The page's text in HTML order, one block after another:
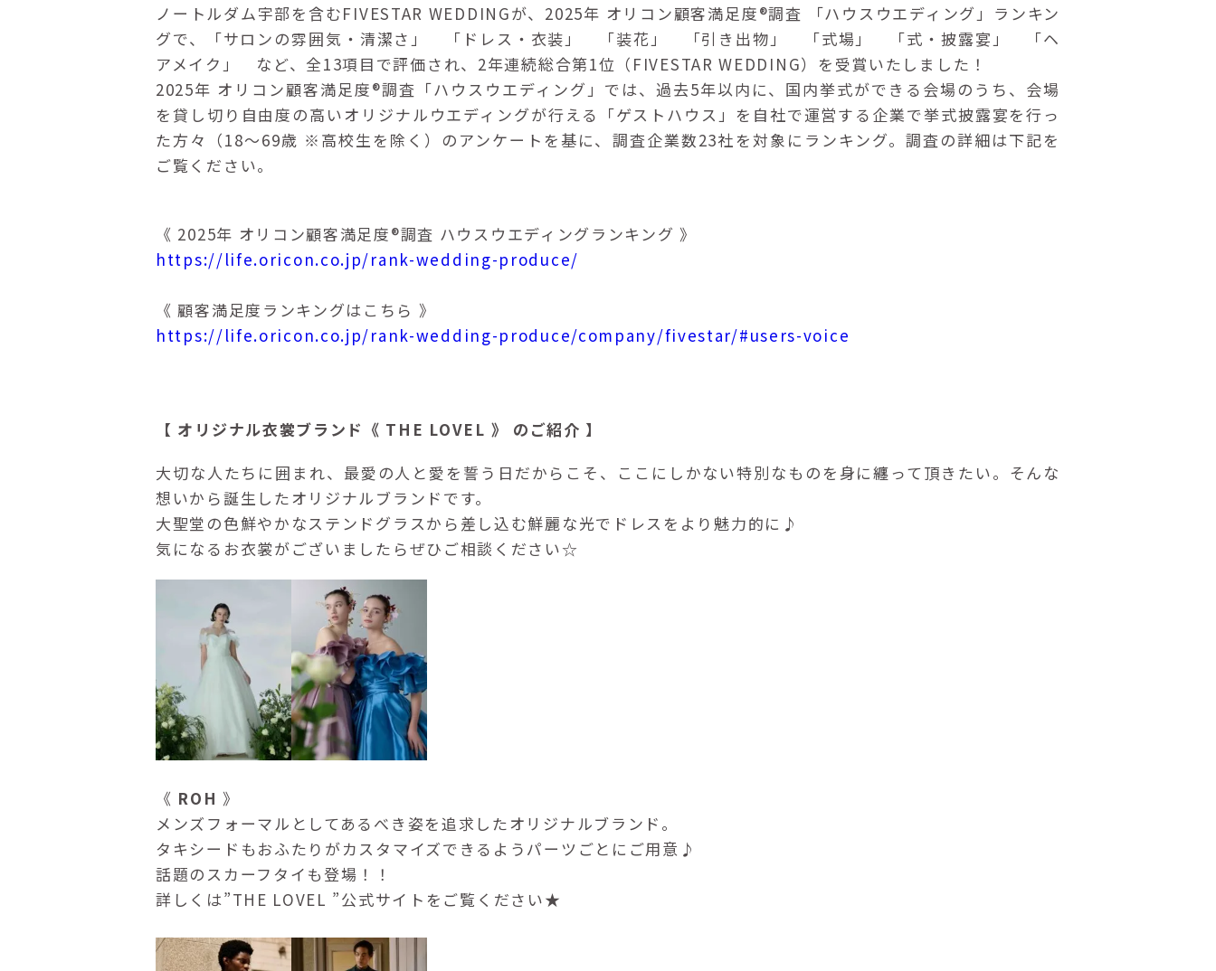
ノートルダム宇部を含むFIVESTAR WEDDINGが、2025年 オリコン顧客満足度®調査 「ハウスウエディング」ランキン
グで、「サロンの雰囲気・清潔さ」 「ドレス・衣装」 「装花」 「引き出物」 「式場」 「式・披露宴」 「ヘ
アメイク」 など、全13項目で評価され、2年連続総合第1位（FIVESTAR WEDDING）を受賞いたしました！
2025年 オリコン顧客満足度®調査「ハウスウエディング」では、過去5年以内に、国内挙式ができる会場のうち、会場
を貸し切り自由度の高いオリジナルウエディングが行える「ゲストハウス」を自社で運営する企業で挙式披露宴を行っ
た方々（18～69歳 ※高校生を除く）のアンケートを基に、調査企業数23社を対象にランキング。調査の詳細は下記を
ご覧ください。
《 2025年 オリコン顧客満足度®調査 ハウスウエディングランキング 》
https://life.oricon.co.jp/rank-wedding-produce/
《 顧客満足度ランキングはこちら 》
https://life.oricon.co.jp/rank-wedding-produce/company/fivestar/#users-voice
【 オリジナル衣裳ブランド《 THE LOVEL 》 のご紹介 】
大切な人たちに囲まれ、最愛の人と愛を誓う日だからこそ、ここにしかない特別なものを身に纏って頂きたい。そんな
想いから誕生したオリジナルブランドです。
大聖堂の色鮮やかなステンドグラスから差し込む鮮麗な光でドレスをより魅力的に♪
気になるお衣裳がございましたらぜひご相談ください☆
《 ROH 》
メンズフォーマルとしてあるべき姿を追求したオリジナルブランド。
タキシードもおふたりがカスタマイズできるようパーツごとにご用意♪
話題のスカーフタイも登場！！
詳しくは”THE LOVEL ”公式サイトをご覧ください★